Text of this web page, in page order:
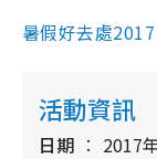
暑假好去處
活動資訊
日期
2017